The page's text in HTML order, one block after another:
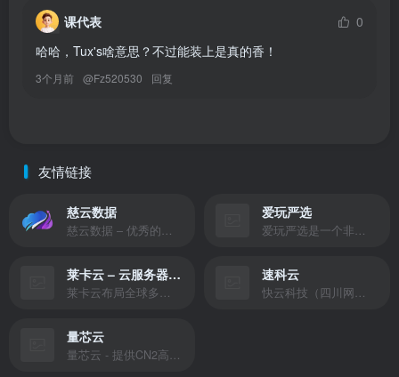
课代表
0
哈哈，Tux's啥意思？不过能装上是真的香！
3个月前 @Fz520530 回复
友情链接
慈云数据
慈云数据 – 优秀的云服务器服务商，提供最具有性价比的产品。慈云数据是开发者必不可少的良心云
爱玩严选
爱玩严选是一个非常有保障且性价比极高的虚拟商城，包括但不限于苹果证书、技术指导、会员充值等多种虚拟服务！
莱卡云 – 云服务器提供商
莱卡云布局全球多个地理区域。提供服务有：境外云服务器、国内云服务器、独立服务器、服务器托管、CDN、SSL证书、游戏服务器等业务。
速科云
快云科技（四川网联快云科技有限公司）成立于2021年，主营互联网业务平台服务提供商。公司专注为用户提供低价高性能云计算产品，致力于云计算应用的易用性开发，并引导云计算在国内普及
量芯云
量芯云 - 提供CN2高速香港美国云服务器&专业高防服务器租用等云服务器供应商